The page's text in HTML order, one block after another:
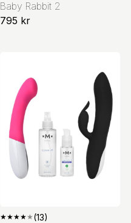
Baby Rabbit 2
795 kr
★★★★★(13)